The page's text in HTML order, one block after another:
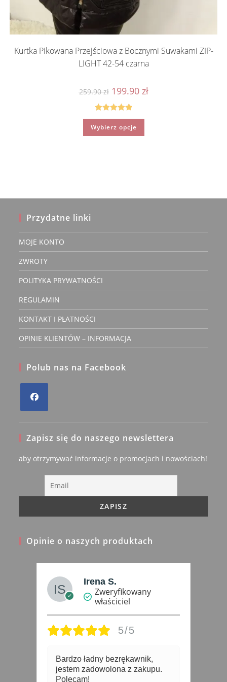
Kurtka Pikowana Przejściowa z Bocznymi Suwakami ZIP-
LIGHT 42-54 czarna
259.90zł Pierwotna
cena
wynosiła:
259.90 zł.
199.90 złAktualna
Oceniono
5.00na 5
Wybierz opcje
Ten
ma
Przydatne linki
MOJE KONTO
ZWROTY
POLITYKA PRYWATNOŚCI
REGULAMIN
KONTAKT I PŁATNOŚCI
OPINIE KLIENTÓW – INFORMACJA
Polub nas na Facebook
a
new
Zapisz się do naszego newslettera
aby otrzymywać informacje o promocjach i nowościach!
Opinie o naszych produktach
Małgorzata Kwiecień
Zweryfikowany
właściciel
5/5
Kurtka super. Kontakt super. Ja
odesłałam kurtkę ponieważ
okazała się troszkę mała.